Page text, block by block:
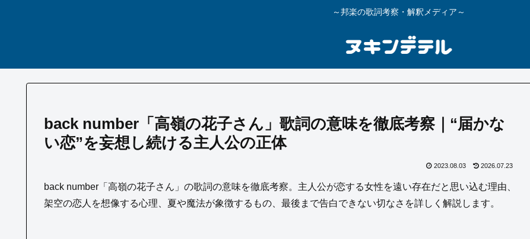
～邦楽の歌詞考察・解釈メディア～
back number「高嶺の花子さん」歌詞の意味を徹底考察｜“届かな
い恋”を妄想し続ける主人公の正体
2023.08.03 2026.07.23
back number「高嶺の花子さん」の歌詞の意味を徹底考察。主人公が恋する女性を遠い存在だと思い込む理由、
架空の恋人を想像する心理、夏や魔法が象徴するもの、最後まで告白できない切なさを詳しく解説します。